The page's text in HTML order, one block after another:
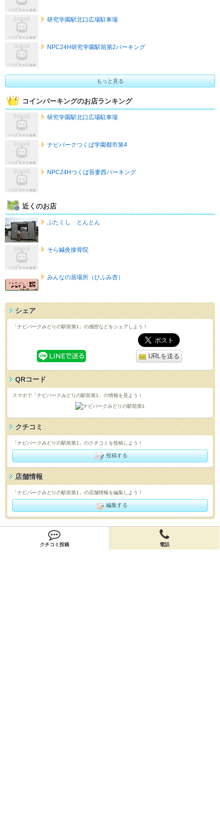
クチコミ投稿 電話
研究学園駅北口広場駐車場
NPC24H研究学園駅前第2パーキング
もっと見る
コインパーキングのお店ランキング
研究学園駅北口広場駐車場
ナビパークつくば学園都市第4
NPC24Hつくば吾妻西パーキング
近くのお店
ぶたくし とんとん
そら鍼灸接骨院
みんなの居場所（ひふみ杏）
シェア
「ナビパークみどりの駅前第1」の感想などをシェアしよう！
URLを送る
QRコード
スマホで「ナビパークみどりの駅前第1」の情報を見よう！
クチコミ
「ナビパークみどりの駅前第1」のクチコミを投稿しよう！
投稿する
店舗情報
「ナビパークみどりの駅前第1」の店舗情報を編集しよう！
編集する
会員登録
無料会員登録